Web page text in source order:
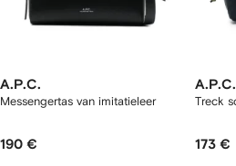
A.P.C.
Messengertas van imitatieleer
190 €
A.P.C.
Treck
173 €